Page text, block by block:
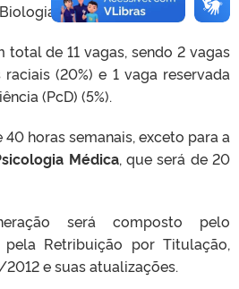
de 11 vagas, sendo 2 vagas
(20%) e 1 vaga reservada
(PcD) (5%).
horas semanais, exceto para a
Médica, que será de 20
será composto pelo
Retribuição por Titulação,
e suas atualizações.